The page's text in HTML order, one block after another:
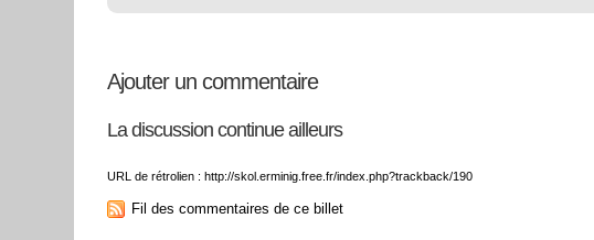
Ajouter un commentaire
La discussion continue ailleurs
URL de rétrolien : http://skol.erminig.free.fr/index.php?trackback/190
Fil des commentaires de ce billet